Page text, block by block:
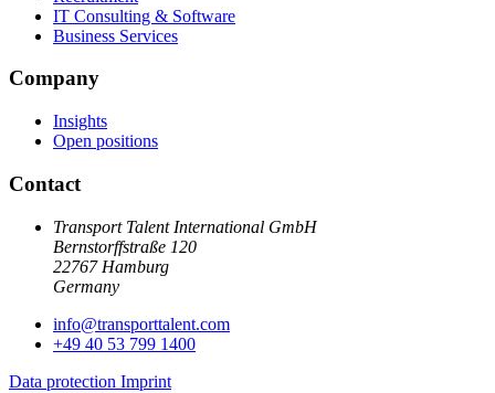
IT Consulting & Software
Business Services
Company
Insights
Open positions
Contact
Transport Talent International GmbH
Bernstorffstraße 120
22767 Hamburg
Germany
info@transporttalent.com
+49 40 53 799 1400
Data protection Imprint